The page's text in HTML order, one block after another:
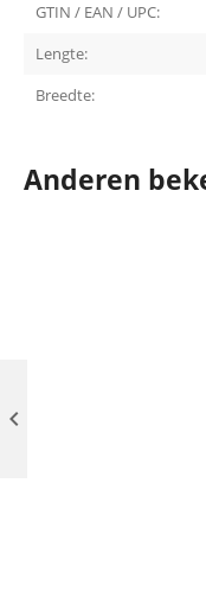
GTIN / EAN / UPC:
Lengte:
Breedte:
Anderen
